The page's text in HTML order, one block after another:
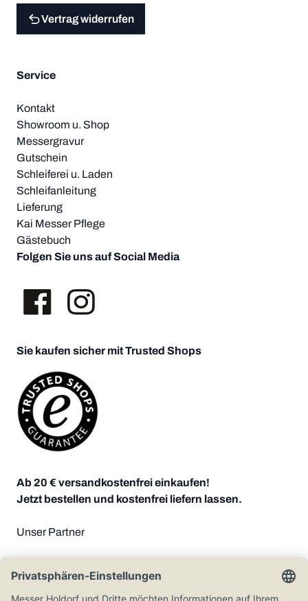
Vertrag widerrufen
Service
Kontakt
Showroom u. Shop
Messergravur
Gutschein
Schleiferei u. Laden
Schleifanleitung
Lieferung
Kai Messer Pflege
Gästebuch
Folgen Sie uns auf Social Media
Sie kaufen sicher mit Trusted Shops
Ab 20 € versandkostenfrei einkaufen!
Jetzt bestellen und kostenfrei liefern lassen.
Unser Partner